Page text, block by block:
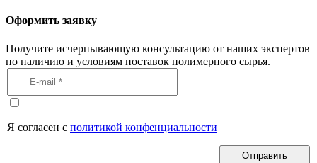
Оформить заявку
Получите исчерпывающую консультацию от наших экспертов
по наличию и условиям поставок полимерного сырья.
Я согласен с политикой конфенциальности
Отправить